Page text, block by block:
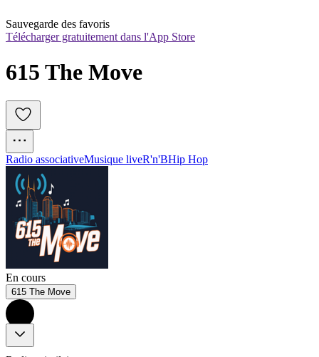
Sauvegarde des favoris
Télécharger gratuitement dans l'App Store
615 The Move
Radio associativeMusique liveR'n'BHip Hop
En cours
615 The Move